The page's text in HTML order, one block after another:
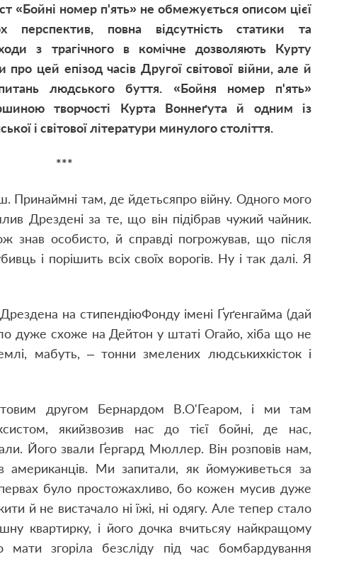
«Бойні номер п'ять» не обмежується описом цієї
перспектив, повна відсутність статики та
з трагічного в комічне дозволяють Курту
цей епізод часів Другої світової війни, але й
людського буття. «Бойня номер п'ять»
творчості Курта Воннеґута й одним із
і світової літератури минулого століття.
***
Принаймні там, де йдетьсяпро війну. Одного мого
в Дрездені за те, що він підібрав чужий чайник.
знав особисто, й справді погрожував, що після
і порішить всіх своїх ворогів. Ну і так далі. Я
на стипендіюФонду імені Ґуґенгайма (дай
дуже схоже на Дейтон у штаті Огайо, хіба що не
мабуть, – тонни змелених людськихкісток і
другом Бернардом В.О'Геаром, і ми там
якийзвозив нас до тієї бойні, де нас,
Його звали Ґергард Мюллер. Він розповів нам,
американців. Ми запитали, як йомуживеться за
було простожахливо, бо кожен мусив дуже
й не вистачало ні їжі, ні одягу. Але тепер стало
квартирку, і його дочка вчитьсяу найкращому
мати згоріла безсліду під час бомбардування